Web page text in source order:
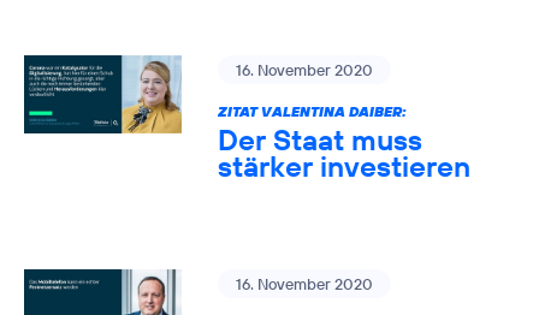
16. November 2020
ZITAT VALENTINA DAIBER:
Der Staat muss
stärker investieren
16. November 2020